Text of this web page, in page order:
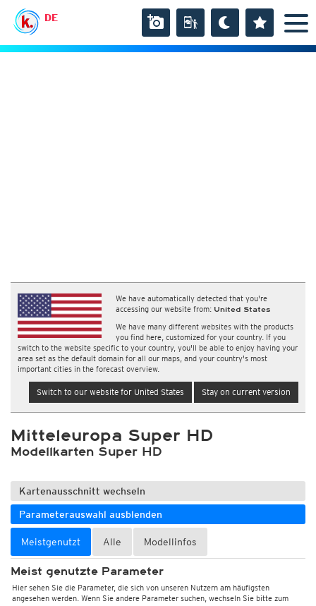
DE
We have automatically detected that you're
accessing our website from: United States
We have many different websites with the products
you find here, customized for your country. If you
switch to the website specific to your country, you'll be able to enjoy having your
area set as the default domain for all our maps, and your country's most
important cities in the forecast overview.
Switch to our website for United States Stay on current version
Mitteleuropa Super HD
Modellkarten Super HD
Kartenausschnitt wechseln
Parameterauswahl ausblenden
Meistgenutzt Alle Modellinfos
Meist genutzte Parameter
Hier sehen Sie die Parameter, die sich von unseren Nutzern am häufigsten
angesehen werden. Wenn Sie andere Parameter suchen, wechseln Sie bitte zum